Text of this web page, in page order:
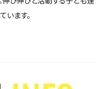
います。